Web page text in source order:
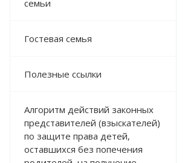
семьи
Гостевая семья
Полезные ссылки
Алгоритм действий законных
представителей (взыскателей)
по защите права детей,
оставшихся без попечения